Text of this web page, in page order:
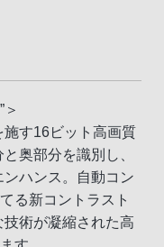
す16ビット高画質
奥部分を識別し、
ハンス。自動コン
る新コントラスト
術が凝縮された高